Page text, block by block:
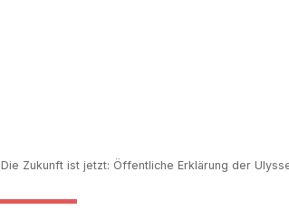
Die Zukunft ist jetzt: Öffentliche Erklärung der